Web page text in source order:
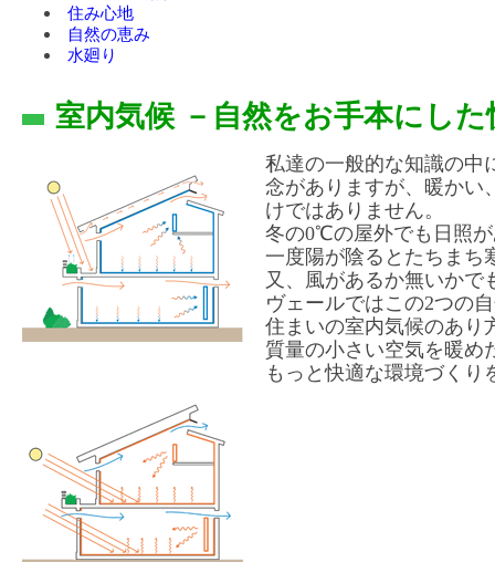
住み心地
自然の恵み
水廻り
室内気候 －自然をお手本にした
私達の一般的な知識の中
念がありますが、暖かい
けではありません。
冬の0℃の屋外でも日照
一度陽が陰るとたちまち
又、風があるか無いかで
ヴェールではこの2つの
住まいの室内気候のあり
質量の小さい空気を暖め
もっと快適な環境づくり